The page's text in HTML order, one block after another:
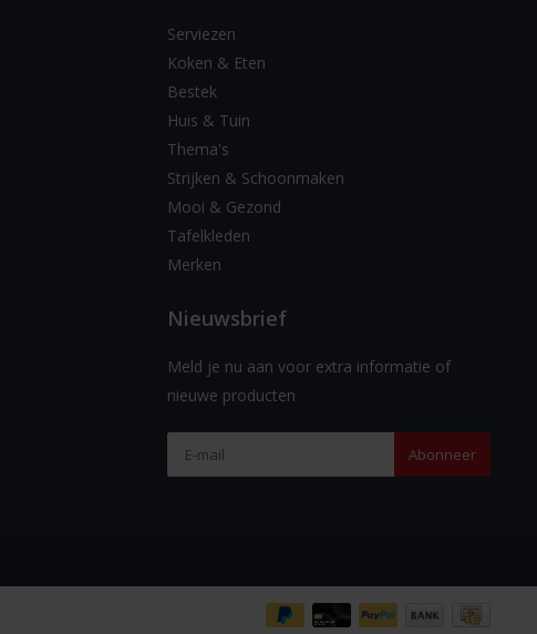
Serviezen
Koken & Eten
Bestek
Huis & Tuin
Thema's
Strijken & Schoonmaken
Mooi & Gezond
Tafelkleden
Merken
Nieuwsbrief
Meld je nu aan voor extra informatie of
nieuwe producten
Abonneer